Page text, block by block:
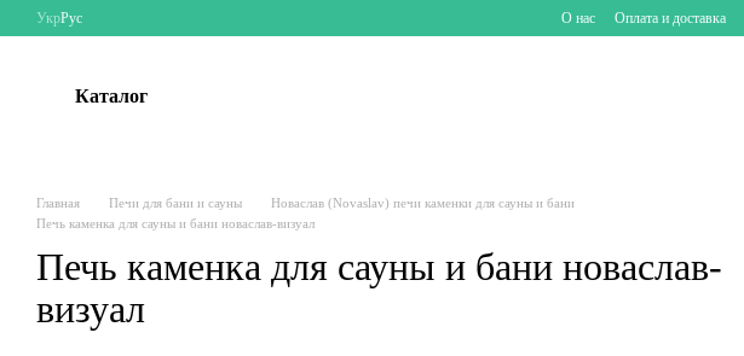
Перейти к основному контенту
УкрРус О нас Оплата и доставка
Каталог
Главная Печи для бани и сауны
Новаслав (Novaslav) печи каменки для сауны и бани
Печь каменка для сауны и бани новаслав-визуал
Печь каменка для сауны и бани новаслав-
визуал